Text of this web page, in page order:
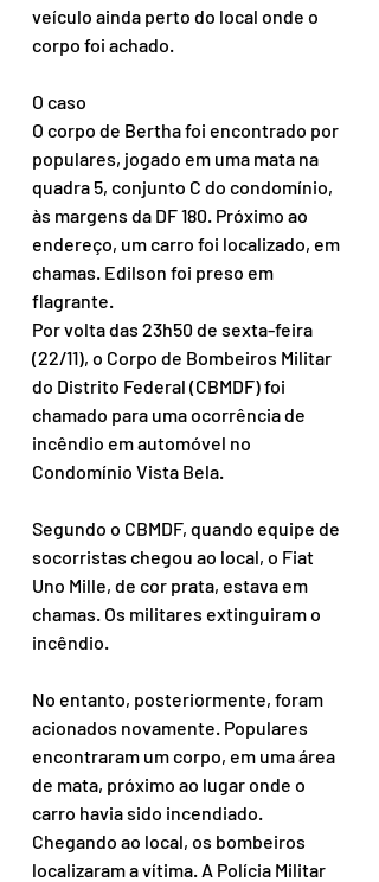
veículo ainda perto do local onde o
corpo foi achado.
O caso
O corpo de Bertha foi encontrado por
populares, jogado em uma mata na
quadra 5, conjunto C do condomínio,
às margens da DF 180. Próximo ao
endereço, um carro foi localizado, em
chamas. Edilson foi preso em
flagrante.
Por volta das 23h50 de sexta-feira
(22/11), o Corpo de Bombeiros Militar
do Distrito Federal (CBMDF) foi
chamado para uma ocorrência de
incêndio em automóvel no
Condomínio Vista Bela.
Segundo o CBMDF, quando equipe de
socorristas chegou ao local, o Fiat
Uno Mille, de cor prata, estava em
chamas. Os militares extinguiram o
incêndio.
No entanto, posteriormente, foram
acionados novamente. Populares
encontraram um corpo, em uma área
de mata, próximo ao lugar onde o
carro havia sido incendiado.
Chegando ao local, os bombeiros
localizaram a vítima. A Polícia Militar